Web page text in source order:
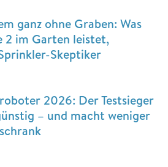
ganz ohne Graben: Was
2 im Garten leistet,
Skeptiker
2026: Der Testsieger
– und macht weniger